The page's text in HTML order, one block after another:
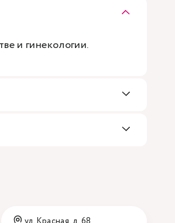
и гинекологии.